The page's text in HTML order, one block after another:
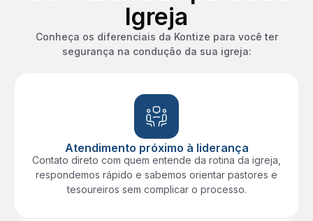
Igreja
Conheça os diferenciais da Kontize para você ter
segurança na condução da sua igreja:
Atendimento próximo à liderança
Contato direto com quem entende da rotina da igreja,
respondemos rápido e sabemos orientar pastores e
tesoureiros sem complicar o processo.